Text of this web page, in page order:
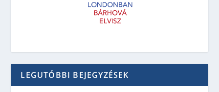
LEGUTÓBBI BEJEGYZÉSEK